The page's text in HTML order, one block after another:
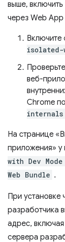
выше,
через Web
Включите
isolated-
веб-
Chrome
internals
На странице
приложения» у
with Dev
Web Bundle .
При установке
разработчика
адрес,
сервера